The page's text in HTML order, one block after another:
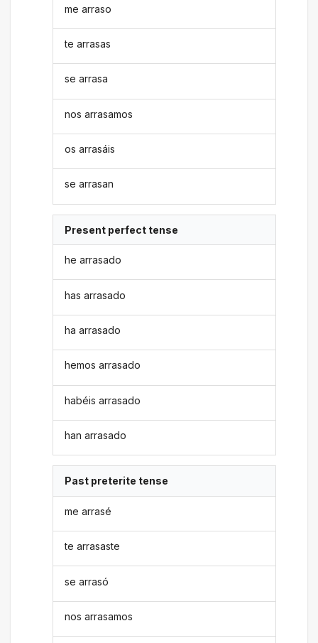
me arraso
te arrasas
se arrasa
nos arrasamos
os arrasáis
se arrasan
Present perfect tense
he arrasado
has arrasado
ha arrasado
hemos arrasado
habéis arrasado
han arrasado
Past preterite tense
me arrasé
te arrasaste
se arrasó
nos arrasamos